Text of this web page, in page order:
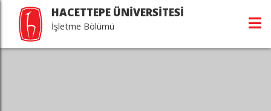
HACETTEPE ÜNİVERSİTESİ
İşletme Bölümü